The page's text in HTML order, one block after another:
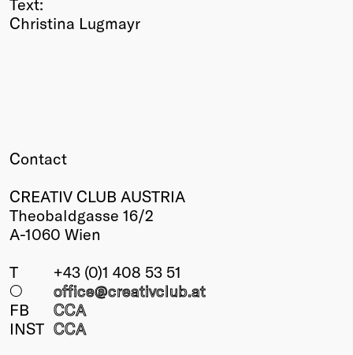
Text:
Christina Lugmayr
Contact
CREATIV CLUB AUSTRIA
Theobaldgasse 16/2
A-1060 Wien
T
+43 (0)1 408 53 51
○
office@creativclub.at
FB
CCA
INST CCA